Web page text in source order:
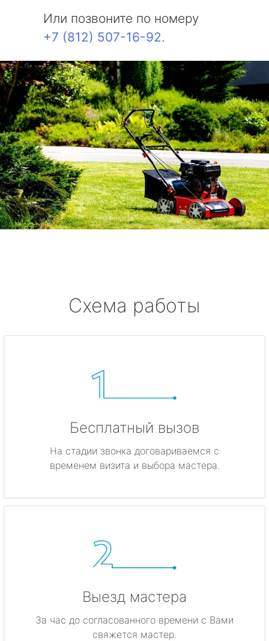
Или позвоните по номеру
+7 (812) 507-16-92.
Схема работы
Бесплатный вызов
На стадии звонка договариваемся с
временем визита и выбора мастера.
Выезд мастера
За час до согласованного времени с Вами
свяжется мастер.